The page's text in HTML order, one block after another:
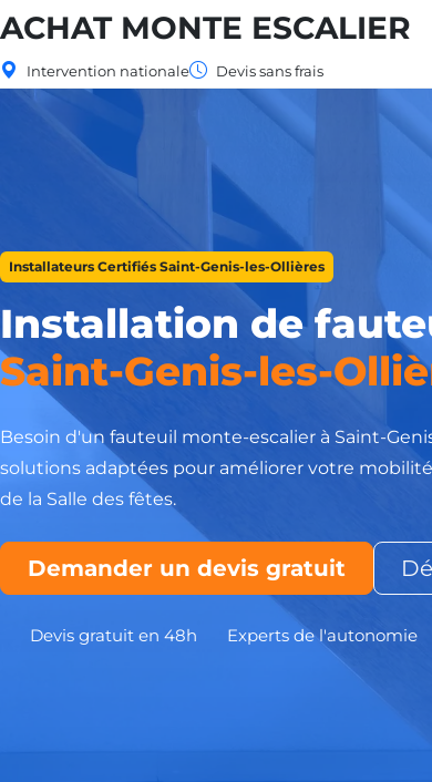
ACHAT MONTE ESCALIER
Intervention nationale Devis sans frais
Installateurs Certifiés Saint-Genis-les-Ollières
Installation de
Saint-Genis-les-
Besoin d'un fauteuil monte-escalier à Saint-
solutions adaptées pour améliorer votre
de la Salle des fêtes.
Demander un devis gratuit
Devis gratuit en 48h Experts de l'autonomie